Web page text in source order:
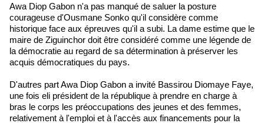
Awa Diop Gabon n'a pas manqué de saluer la posture
courageuse d'Ousmane Sonko qu'il considère comme
historique face aux épreuves qu'il a subi. La dame estime que le
maire de Ziguinchor doit être considéré comme une légende de
la démocratie au regard de sa détermination à préserver les
acquis démocratiques du pays.
D'autres part Awa Diop Gabon a invité Bassirou Diomaye Faye,
une fois eli président de la république à prendre en charge à
bras le corps les préoccupations des jeunes et des femmes,
relativement à l'emploi et à l'accès aux financements pour la